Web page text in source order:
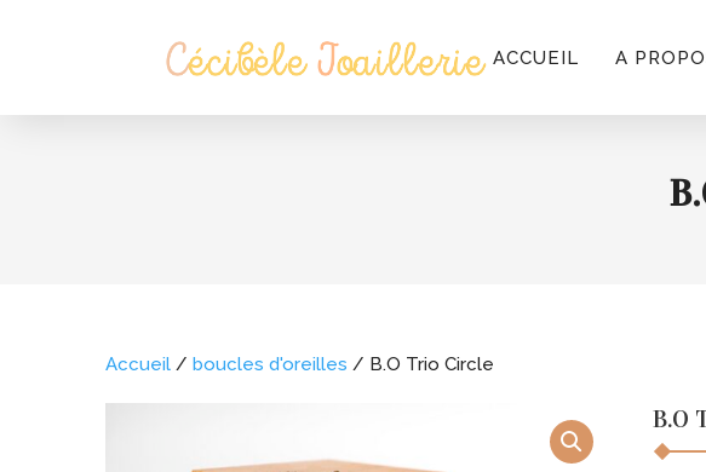
ACCUEIL A
Accueil / boucles d'oreilles / B.O Trio Circle
B.O